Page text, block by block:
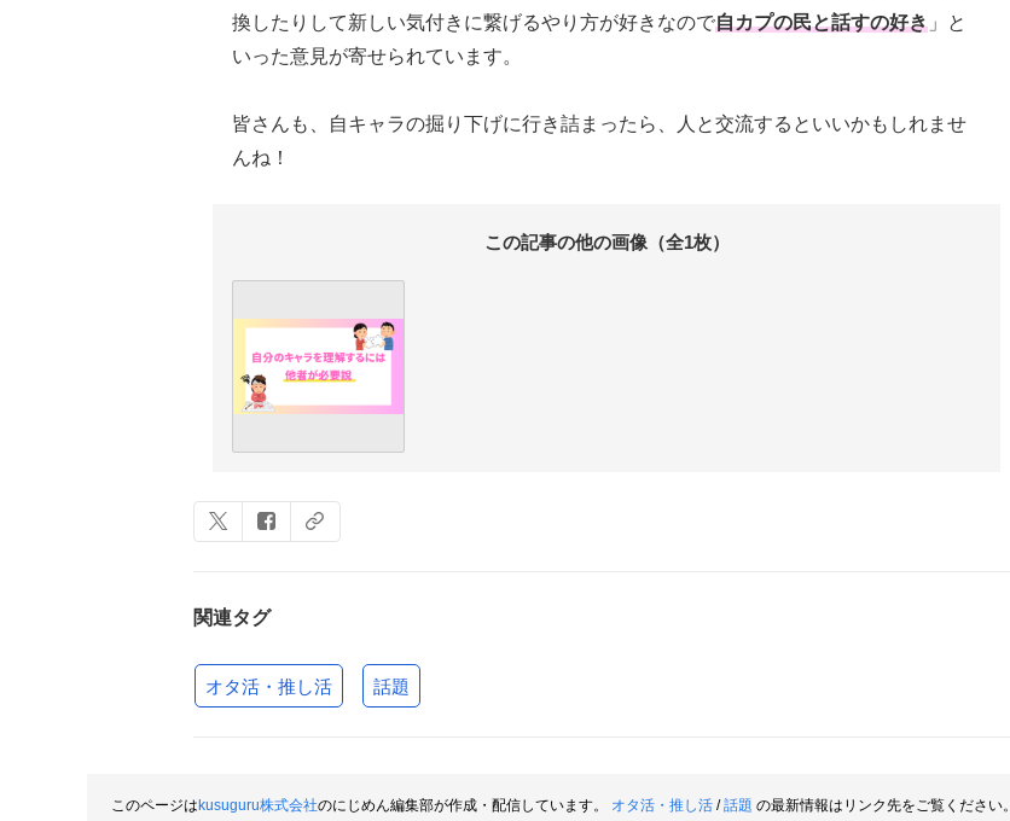
換したりして新しい気付きに繋げるやり方が好きなので自カプの民と話すの好き 」と
いった意見が寄せられています。
皆さんも、自キャラの掘り下げに行き詰まったら、人と交流するといいかもしれませ
んね！
この記事の他の画像（全1枚）
関連タグ
オタ活・推し活 話題
このページはkusuguru株式会社のにじめん編集部が作成・配信しています。 オタ活・推し活 /話題 の最新情報はリンク先をご覧ください。